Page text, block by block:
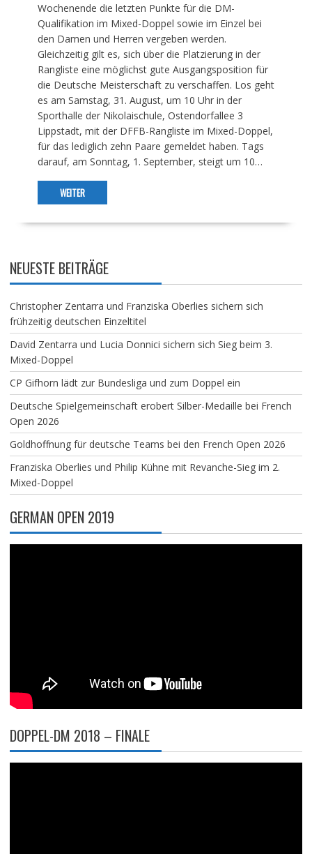
Wochenende die letzten Punkte für die DM-
Qualifikation im Mixed-Doppel sowie im Einzel bei
den Damen und Herren vergeben werden.
Gleichzeitig gilt es, sich über die Platzierung in der
Rangliste eine möglichst gute Ausgangsposition für
die Deutsche Meisterschaft zu verschaffen. Los geht
es am Samstag, 31. August, um 10 Uhr in der
Sporthalle der Nikolaischule, Ostendorfallee 3
Lippstadt, mit der DFFB-Rangliste im Mixed-Doppel,
für das lediglich zehn Paare gemeldet haben. Tags
darauf, am Sonntag, 1. September, steigt um 10…
WEITER
NEUESTE BEITRÄGE
Christopher Zentarra und Franziska Oberlies sichern sich
frühzeitig deutschen Einzeltitel
David Zentarra und Lucia Donnici sichern sich Sieg beim 3.
Mixed-Doppel
CP Gifhorn lädt zur Bundesliga und zum Doppel ein
Deutsche Spielgemeinschaft erobert Silber-Medaille bei French
Open 2026
Goldhoffnung für deutsche Teams bei den French Open 2026
Franziska Oberlies und Philip Kühne mit Revanche-Sieg im 2.
Mixed-Doppel
GERMAN OPEN 2019
DOPPEL-DM 2018 – FINALE